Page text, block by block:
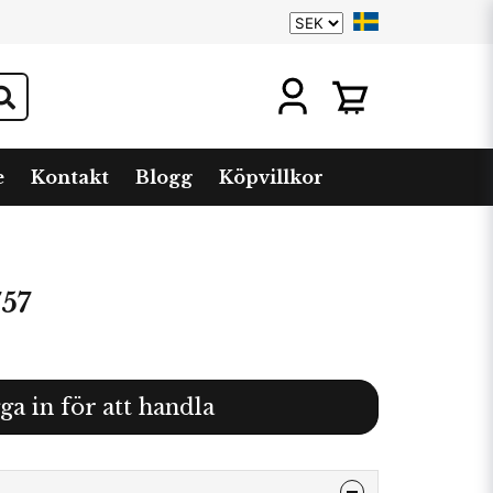
Kontakt Blogg Köpvillkor
in för att handla